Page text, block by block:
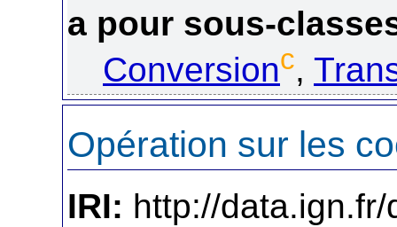
a pour sous-
Conversionc,
Opération sur les
IRI: http://